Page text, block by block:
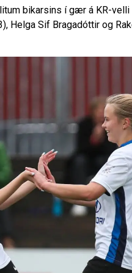
bikarsins í gær á KR-
Helga Sif Bragadóttir og